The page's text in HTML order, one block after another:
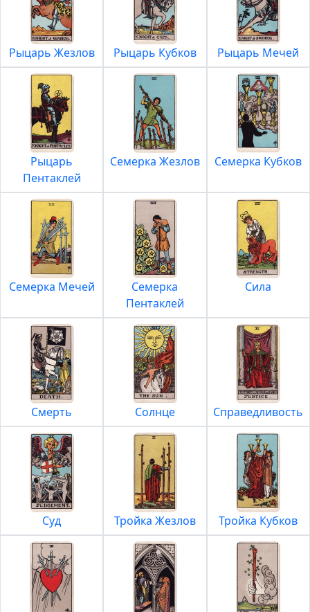
Рыцарь Жезлов Рыцарь Кубков Рыцарь Мечей
Рыцарь
Пентаклей
Семерка Жезлов Семерка Кубков
Семерка Мечей
Семерка
Пентаклей
Сила
Смерть Солнце Справедливость
Суд Тройка Жезлов Тройка Кубков